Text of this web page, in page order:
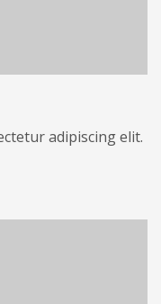
adipiscing elit.